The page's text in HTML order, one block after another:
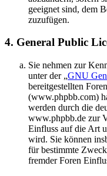
geeignet sind, dem
zuzufügen.
4. General Public
Sie nehmen zur
unter der „GNU
bereitgestellten
(www.phpbb.com)
werden durch die
www.phpbb.de zur
Einfluss auf die Art
wird. Sie können
für bestimmte
fremder Foren